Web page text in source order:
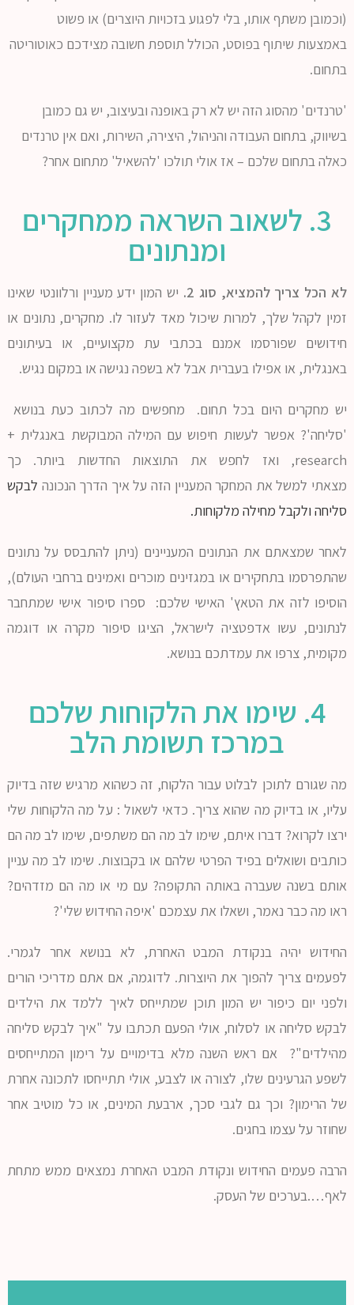
(וכמובן משתף אותו, בלי לפגוע בזכויות היוצרים) או פשוט
באמצעות שיתוף בפוסט, הכולל תוספת חשובה מצידכם כאוטוריטה
בתחום.
'טרנדים' מהסוג הזה יש לא רק באופנה ובעיצוב, יש גם כמובן
בשיווק, בתחום העבודה והניהול, היצירה, השירות, ואם אין טרנדים
כאלה בתחום שלכם – אז אולי תולכו 'להשאיל' מתחום אחר?
3. לשאוב השראה ממחקרים
ומנתונים
לא הכל צריך להמציא, סוג 2.
יש המון ידע מעניין ורלוונטי שאינו
זמין לקהל שלך, למרות שיכול מאד לעזור לו. מחקרים, נתונים או
חידושים שפורסמו אמנם בכתבי עת מקצועיים, או בעיתונים
באנגלית, או אפילו בעברית אבל לא בשפה נגישה או במקום נגיש.
יש מחקרים היום בכל תחום. מחפשים מה לכתוב כעת בנושא
'סליחה'? אפשר לעשות חיפוש עם המילה המבוקשת באנגלית +
research, ואז לחפש את התוצאות החדשות ביותר. כך
מצאתי למשל את המחקר המעניין הזה על איך הדרך הנכונה לבקש
סליחה ולקבל מחילה מלקוחות.
לאחר שמצאתם את הנתונים המעניינים (ניתן להתבסס על נתונים
שהתפרסמו בתחקירים או במגזינים מוכרים ואמינים ברחבי העולם),
הוסיפו לזה את הטאץ' האישי שלכם: ספרו סיפור אישי שמתחבר
לנתונים, עשו אדפטציה לישראל, הציגו סיפור מקרה או דוגמה
מקומית, צרפו את עמדתכם בנושא.
4. שימו את הלקוחות שלכם
במרכז תשומת הלב
מה שגורם לתוכן לבלוט עבור הלקוח, זה כשהוא מרגיש שזה בדיוק
עליו, או בדיוק מה שהוא צריך. כדאי לשאול : על מה הלקוחות שלי
ירצו לקרוא? דברו איתם, שימו לב מה הם משתפים, שימו לב מה הם
כותבים ושואלים בפיד הפרטי שלהם או בקבוצות. שימו לב מה עניין
אותם בשנה שעברה באותה התקופה? עם מי או מה הם מזדהים?
ראו מה כבר נאמר, ושאלו את עצמכם 'איפה החידוש שלי'?
החידוש יהיה בנקודת המבט האחרת, לא בנושא אחר לגמרי.
לפעמים צריך להפוך את היוצרות. לדוגמה, אם אתם מדריכי הורים
ולפני יום כיפור יש המון תוכן שמתייחס לאיך ללמד את הילדים
לבקש סליחה או לסלוח, אולי הפעם תכתבו על "איך לבקש סליחה
מהילדים"? אם ראש השנה מלא בדימויים על רימון המתייחסים
לשפע הגרעינים שלו, לצורה או לצבע, אולי תתייחסו לתכונה אחרת
של הרימון? וכך גם לגבי סכך, ארבעת המינים, או כל מוטיב אחר
שחוזר על עצמו בחגים.
הרבה פעמים החידוש ונקודת המבט האחרת נמצאים ממש מתחת
לאף….בערכים של העסק.